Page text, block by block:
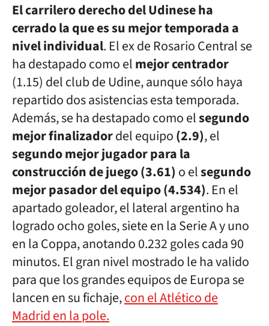
El carrilero derecho del Udinese ha
cerrado la que es su mejor temporada a
nivel individual. El ex de Rosario Central se
ha destapado como elmejor centrador
(1.15) del club de Udine, aunque sólo haya
repartido dos asistencias esta temporada.
Además, se ha destapado como elsegundo
mejor finalizadordel equipo(2.9), el
segundo mejor jugador para la
construcción de juego (3.61) o elsegundo
mejor pasador del equipo(4.534). En el
apartado goleador, el lateral argentino ha
logrado ocho goles, siete en la Serie A y uno
en la Coppa, anotando 0.232 goles cada 90
minutos. El gran nivel mostrado le ha valido
para que los grandes equipos de Europa se
lancen en su fichaje,con el Atlético de
Madrid en la pole.